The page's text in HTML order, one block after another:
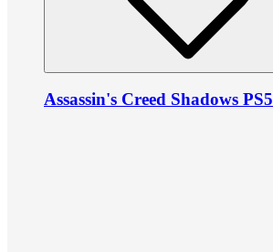
Assassin's Creed Shadows PS5